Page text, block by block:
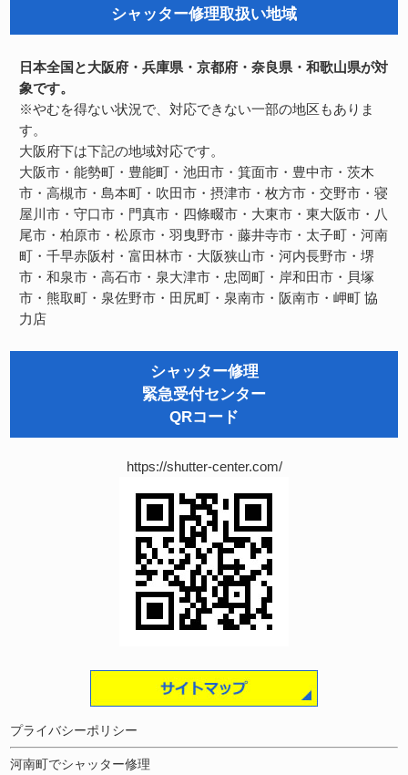
シャッター修理取扱い地域
日本全国と大阪府・兵庫県・京都府・奈良県・和歌山県が対
象です。
※やむを得ない状況で、対応できない一部の地区もありま
す。
大阪府下は下記の地域対応です。
大阪市・能勢町・豊能町・池田市・箕面市・豊中市・茨木
市・高槻市・島本町・吹田市・摂津市・枚方市・交野市・寝
屋川市・守口市・門真市・四條畷市・大東市・東大阪市・八
尾市・柏原市・松原市・羽曳野市・藤井寺市・太子町・河南
町・千早赤阪村・富田林市・大阪狭山市・河内長野市・堺
市・和泉市・高石市・泉大津市・忠岡町・岸和田市・貝塚
市・熊取町・泉佐野市・田尻町・泉南市・阪南市・岬町協
力店
シャッター修理
緊急受付センター
QRコード
https://shutter-center.com/
プライバシーポリシー
河南町でシャッター修理